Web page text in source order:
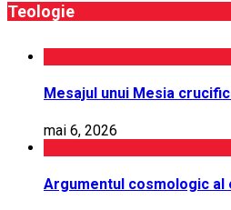
Teologie
Mesajul unui Mesia
mai 6, 2026
Argumentul cosmologic al